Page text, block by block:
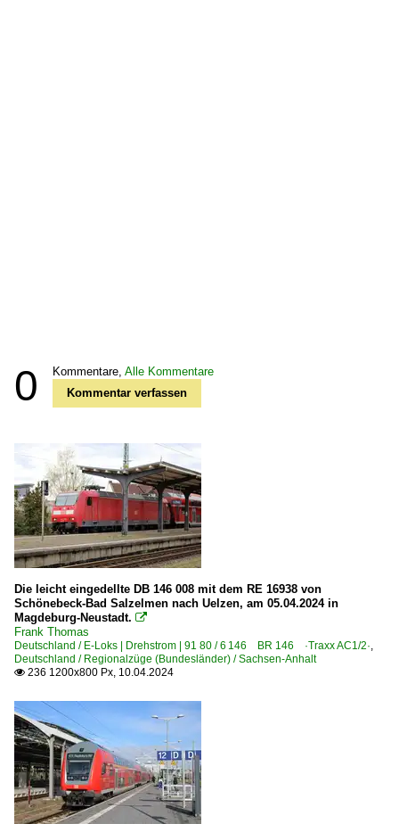
0 Kommentare, Alle Kommentare
Kommentar verfassen
Die leicht eingedellte DB 146 008 mit dem RE 16938 von
Schönebeck-Bad Salzelmen nach Uelzen, am 05.04.2024 in
Magdeburg-Neustadt. 
Frank Thomas
Deutschland / E-Loks | Drehstrom | 91 80 / 6 146 BR 146 ·Traxx AC1/2·,
Deutschland / Regionalzüge (Bundesländer) / Sachsen-Anhalt
 236 1200x800 Px, 10.04.2024